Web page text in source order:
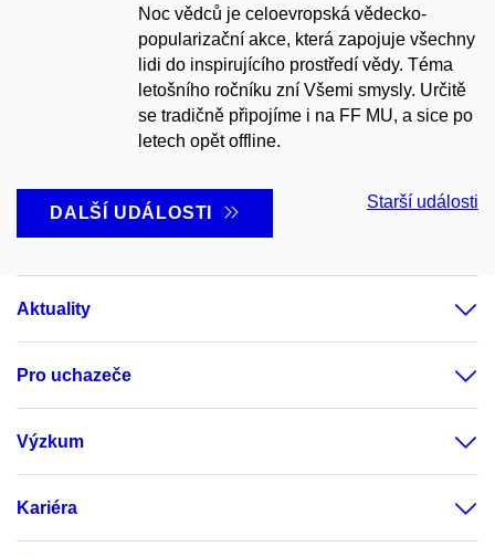
Noc vědců je celoevropská vědecko-
popularizační akce, která zapojuje všechny
lidi do inspirujícího prostředí vědy. Téma
letošního ročníku zní Všemi smysly. Určitě
se tradičně připojíme i na FF MU, a sice po
letech opět offline.
DALŠÍ UDÁLOSTI
Starší události
Aktuality
Pro uchazeče
Výzkum
Kariéra